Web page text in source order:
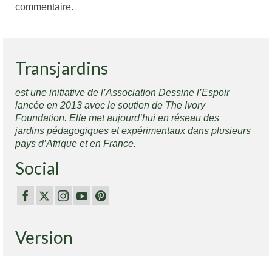
commentaire.
Transjardins
est une initiative de l’Association Dessine l’Espoir
lancée en 2013 avec le soutien de The Ivory
Foundation. Elle met aujourd’hui en réseau des
jardins pédagogiques et expérimentaux dans plusieurs
pays d’Afrique et en France.
Social
Version